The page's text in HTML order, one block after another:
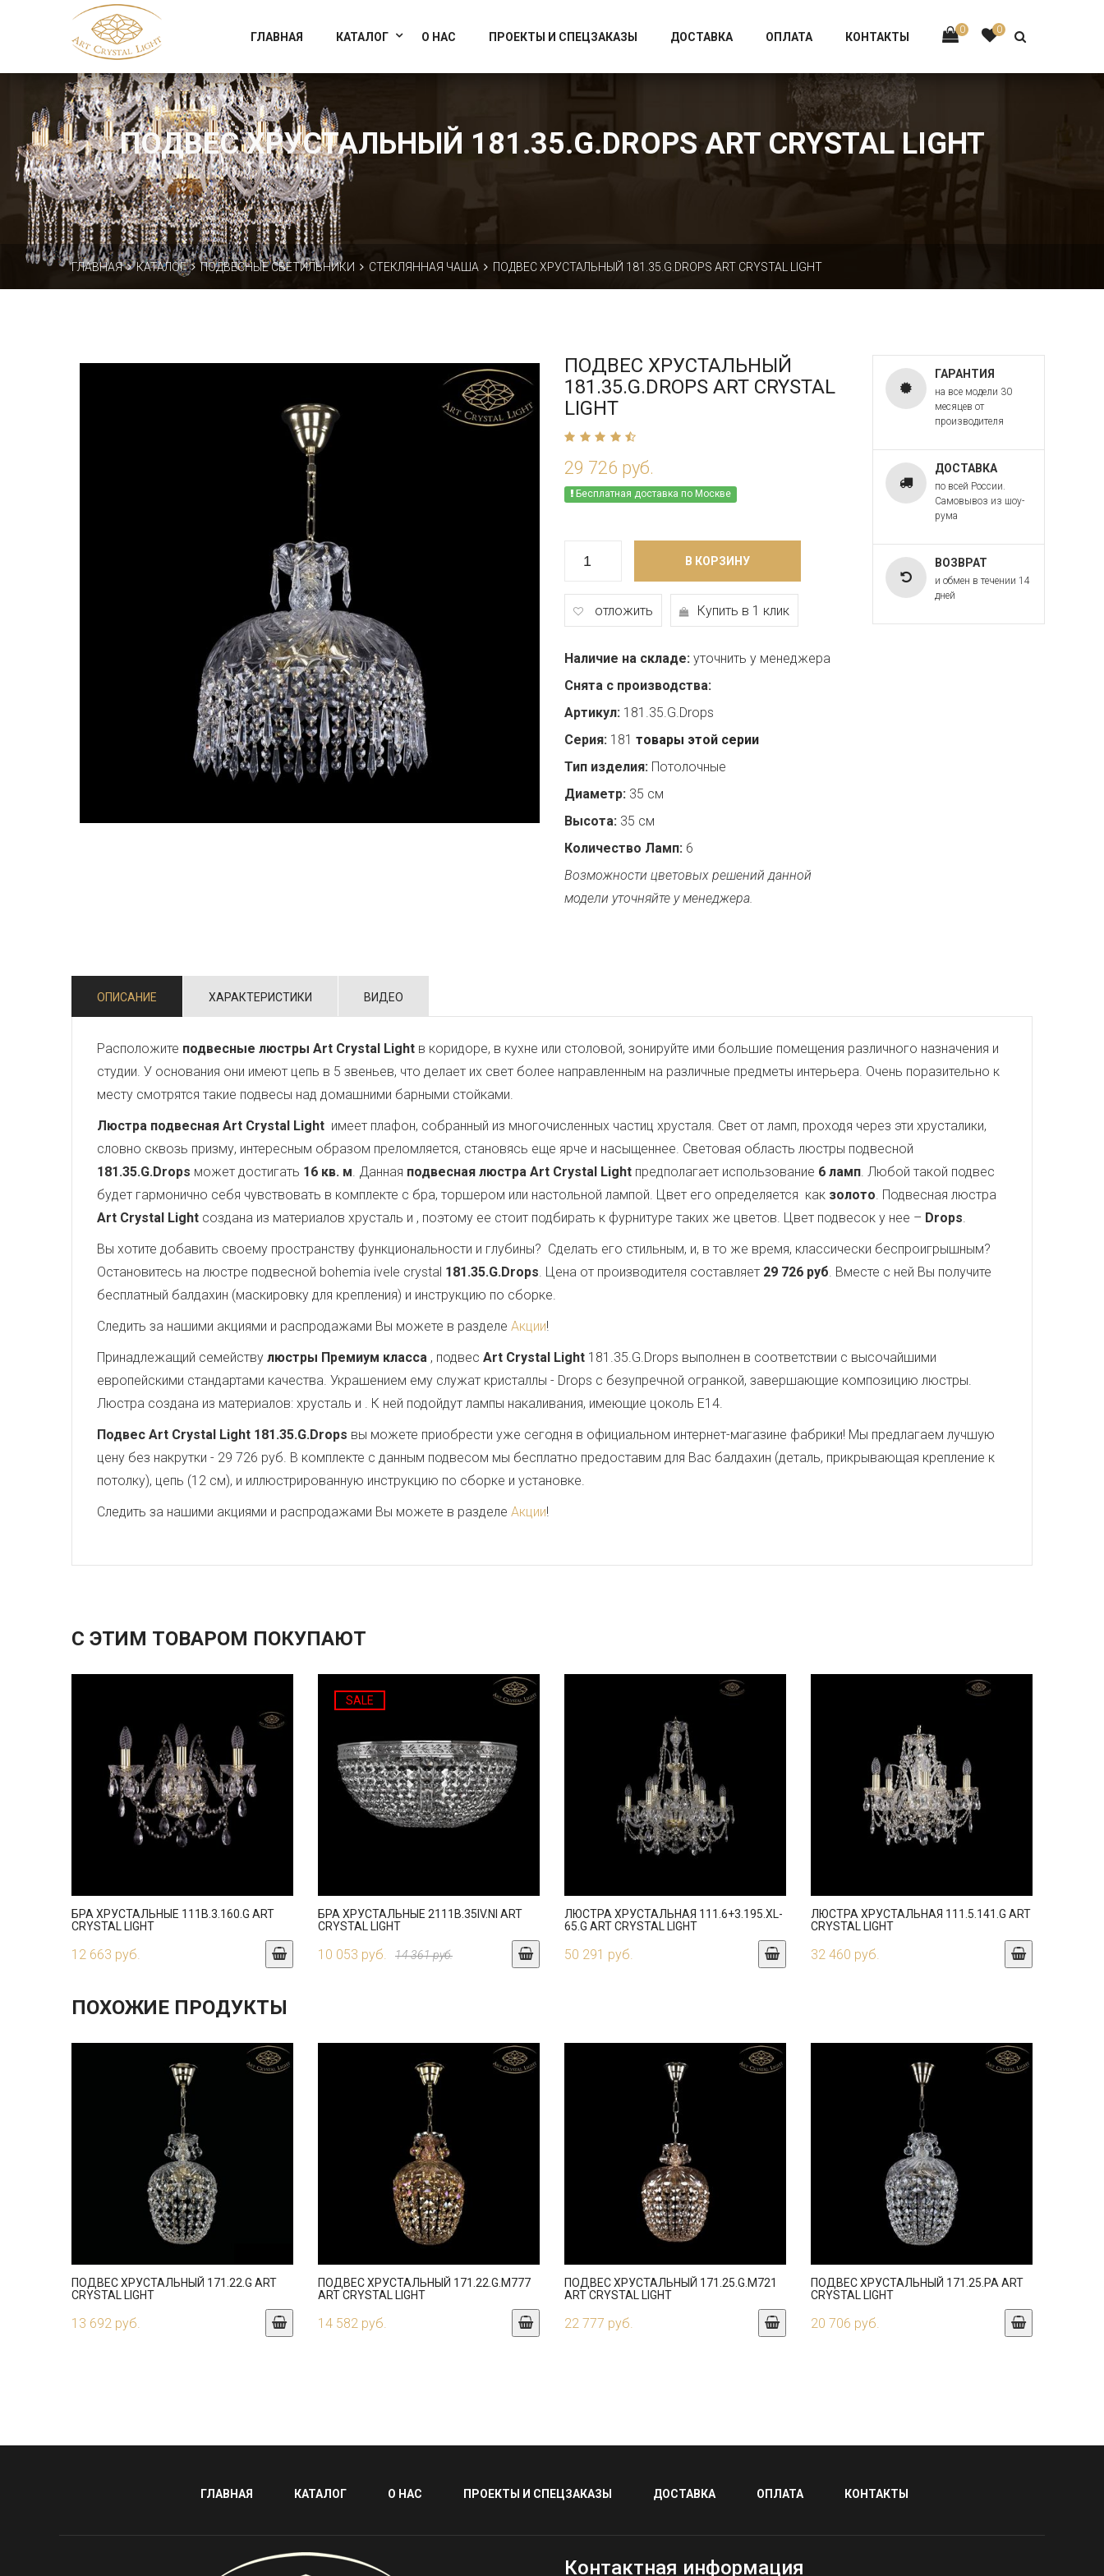
Официальный магазин фабрики Art Crystal Light
0 0
ГЛАВНАЯ КАТАЛОГ О НАС ПРОЕКТЫ И СПЕЦЗАКАЗЫ ДОСТАВКА ОПЛАТА КОНТАКТЫ
ПОДВЕС ХРУСТАЛЬНЫЙ 181.35.G.DROPS ART CRYSTAL LIGHT
ГЛАВНАЯ КАТАЛОГ ПОДВЕСНЫЕ СВЕТИЛЬНИКИ СТЕКЛЯННАЯ ЧАША ПОДВЕС ХРУСТАЛЬНЫЙ 181.35.G.DROPS ART CRYSTAL LIGHT
ПОДВЕС ХРУСТАЛЬНЫЙ
181.35.G.DROPS ART CRYSTAL
LIGHT
29 726 руб.
Бесплатная доставка по Москве
В КОРЗИНУ
отложить Купить в 1 клик
Наличие на складе: уточнить у менеджера
Снята с производства:
Артикул: 181.35.G.Drops
Серия: 181 товары этой серии
Тип изделия: Потолочные
Диаметр: 35 см
Высота: 35 см
Количество Ламп: 6
Возможности цветовых решений данной
модели уточняйте у менеджера.
ГАРАНТИЯ
на все модели 30
месяцев от
производителя
ДОСТАВКА
по всей России.
Самовывоз из шоу-
рума
ВОЗВРАТ
и обмен в течении 14
дней
ОПИСАНИЕ ХАРАКТЕРИСТИКИ ВИДЕО
Расположите подвесные люстры Art Crystal Light в коридоре, в кухне или столовой, зонируйте ими большие помещения различного назначения и
студии. У основания они имеют цепь в 5 звеньев, что делает их свет более направленным на различные предметы интерьера. Очень поразительно к
месту смотрятся такие подвесы над домашними барными стойками.
Люстра подвесная Art Crystal Light имеет плафон, собранный из многочисленных частиц хрусталя. Свет от ламп, проходя через эти хрусталики,
словно сквозь призму, интересным образом преломляется, становясь еще ярче и насыщеннее. Световая область люстры подвесной
181.35.G.Drops может достигать 16 кв. м. Данная подвесная люстра Art Crystal Light предполагает использование 6 ламп. Любой такой подвес
будет гармонично себя чувствовать в комплекте с бра, торшером или настольной лампой. Цвет его определяется как золото. Подвесная люстра
Art Crystal Light создана из материалов хрусталь и , поэтому ее стоит подбирать к фурнитуре таких же цветов. Цвет подвесок у нее – Drops.
Вы хотите добавить своему пространству функциональности и глубины? Сделать его стильным, и, в то же время, классически беспроигрышным?
Остановитесь на люстре подвесной bohemia ivele crystal 181.35.G.Drops. Цена от производителя составляет 29 726 руб. Вместе с ней Вы получите
бесплатный балдахин (маскировку для крепления) и инструкцию по сборке.
Следить за нашими акциями и распродажами Вы можете в разделе Акции!
Принадлежащий семейству люстры Премиум класса , подвес Art Crystal Light 181.35.G.Drops выполнен в соответствии с высочайшими
европейскими стандартами качества. Украшением ему служат кристаллы - Drops с безупречной огранкой, завершающие композицию люстры.
Люстра создана из материалов: хрусталь и . К ней подойдут лампы накаливания, имеющие цоколь E14.
Подвес Art Crystal Light 181.35.G.Drops вы можете приобрести уже сегодня в официальном интернет-магазине фабрики! Мы предлагаем лучшую
цену без накрутки - 29 726 руб. В комплекте с данным подвесом мы бесплатно предоставим для Вас балдахин (деталь, прикрывающая крепление к
потолку), цепь (12 см), и иллюстрированную инструкцию по сборке и установке.
Следить за нашими акциями и распродажами Вы можете в разделе Акции!
С ЭТИМ ТОВАРОМ ПОКУПАЮТ
БРА ХРУСТАЛЬНЫЕ 111B.3.160.G ART
CRYSTAL LIGHT
12 663 руб.
SALE
БРА ХРУСТАЛЬНЫЕ 2111B.35IV.NI ART
CRYSTAL LIGHT
10 053 руб. 14 361 руб.
ЛЮСТРА ХРУСТАЛЬНАЯ 111.6+3.195.XL-
65.G ART CRYSTAL LIGHT
50 291 руб.
ЛЮСТРА ХРУСТАЛЬНАЯ 111.5.141.G ART
CRYSTAL LIGHT
32 460 руб.
ПОХОЖИЕ ПРОДУКТЫ
ПОДВЕС ХРУСТАЛЬНЫЙ 171.22.G ART
CRYSTAL LIGHT
13 692 руб.
ПОДВЕС ХРУСТАЛЬНЫЙ 171.22.G.M777
ART CRYSTAL LIGHT
14 582 руб.
ПОДВЕС ХРУСТАЛЬНЫЙ 171.25.G.M721
ART CRYSTAL LIGHT
22 777 руб.
ПОДВЕС ХРУСТАЛЬНЫЙ 171.25.PA ART
CRYSTAL LIGHT
20 706 руб.
ГЛАВНАЯ КАТАЛОГ О НАС ПРОЕКТЫ И СПЕЦЗАКАЗЫ ДОСТАВКА ОПЛАТА КОНТАКТЫ
Контактная информация